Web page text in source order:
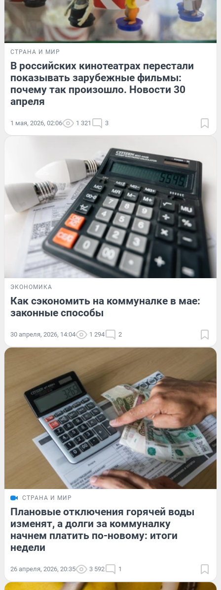
СТРАНА И МИР
В российских кинотеатрах перестали
показывать зарубежные фильмы:
почему так произошло. Новости 30
апреля
1 мая, 2026, 02:06 1 321 3
ЭКОНОМИКА
Как сэкономить на коммуналке в мае:
законные способы
30 апреля, 2026, 14:04 1 294 2
СТРАНА И МИР
Плановые отключения горячей воды
изменят, а долги за коммуналку
начнем платить по-новому: итоги
недели
26 апреля, 2026, 20:35 3 592 1